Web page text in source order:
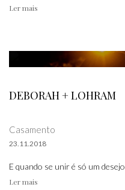
Ler mais
DEBORAH + LOHRAM
Casamento
23.11.2018
E quando se unir é só um
Ler mais